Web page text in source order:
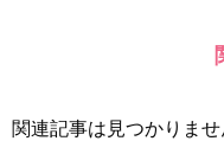
関連記事は見つかりませ